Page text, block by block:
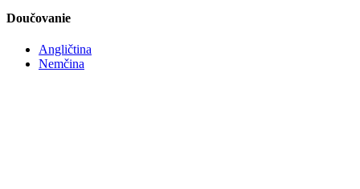
Doučovanie
Angličtina
Nemčina